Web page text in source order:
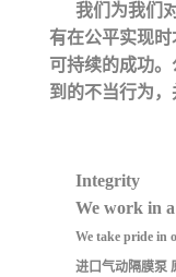
我们为我们
有在公平实现
可持续的成功
到的不当行为，
Integrity
We work in
We take pride in
进口气动隔膜泵